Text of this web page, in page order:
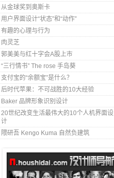
从金球奖到奥斯卡
用户界面设计“状态”和“动作”
有趣的心理与行为
肉灵芝
郭美美与红十字会A股上市
“三行情书” The rose 手岛葵
支付宝的“余额宝”是什么？
后时代苹果：不可战胜的10大经验
Baker 品牌形象识别设计
20世纪改变生活最伟大的10个人机界面设
计
隈研吾 Kengo Kuma 自然负建筑